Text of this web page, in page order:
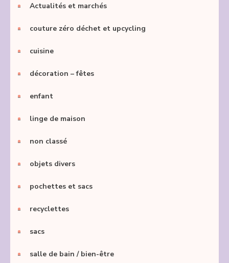
Actualités et marchés
couture zéro déchet et upcycling
cuisine
décoration – fêtes
enfant
linge de maison
non classé
objets divers
pochettes et sacs
recyclettes
sacs
salle de bain / bien-être